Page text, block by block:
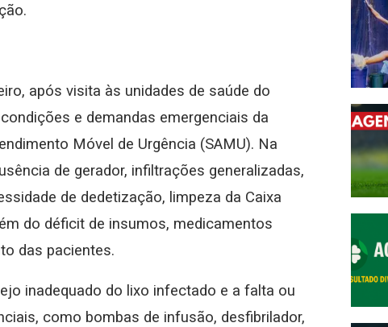
após visita às unidades de saúde do
e demandas emergenciais da
Móvel de Urgência (SAMU). Na
de gerador, infiltrações generalizadas,
de dedetização, limpeza da Caixa
do déficit de insumos, medicamentos
das pacientes.
inadequado do lixo infectado e a falta ou
como bombas de infusão, desfibrilador,